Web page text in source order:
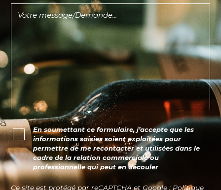
En soumettant ce formulaire, j’accepte que les
informations saisies soient exploitées pour
permettre de me recontacter et utilisées dans le
cadre de la relation commerciale ou
professionnelle qui peut en découler
Ce site est protégé par reCAPTCHA et Google :Politique